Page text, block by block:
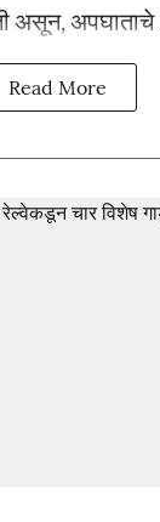
असून, अपघाताचे ...
Read More